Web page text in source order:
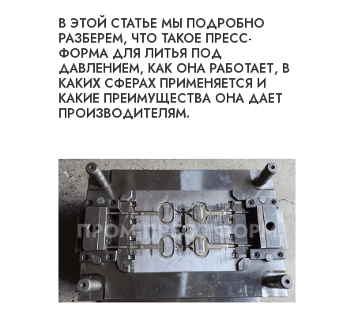
В ЭТОЙ СТАТЬЕ МЫ ПОДРОБНО
РАЗБЕРЕМ, ЧТО ТАКОЕ ПРЕСС-
ФОРМА ДЛЯ ЛИТЬЯ ПОД
ДАВЛЕНИЕМ, КАК ОНА РАБОТАЕТ, В
КАКИХ СФЕРАХ ПРИМЕНЯЕТСЯ И
КАКИЕ ПРЕИМУЩЕСТВА ОНА ДАЕТ
ПРОИЗВОДИТЕЛЯМ.